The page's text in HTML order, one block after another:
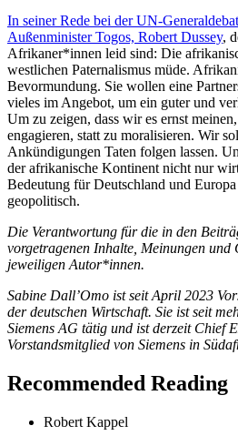
In seiner Rede bei der UN-
Außenminister Togos, Robert Dussey,
Afrikaner*innen leid sind: Die
westlichen Paternalismus müde.
Bevormundung. Sie wollen eine
vieles im Angebot, um ein guter und
Um zu zeigen, dass wir es ernst
engagieren, statt zu moralisieren. Wir
Ankündigungen Taten folgen lassen.
der afrikanische Kontinent nicht nur
Bedeutung für Deutschland und
geopolitisch.
Die Verantwortung für die in den
vorgetragenen Inhalte, Meinungen und
jeweiligen Autor*innen.
Sabine Dall’Omo ist seit April 2023
der deutschen Wirtschaft. Sie ist seit
Siemens AG tätig und ist derzeit Chief
Vorstandsmitglied von Siemens in
Recommended Reading
Robert Kappel